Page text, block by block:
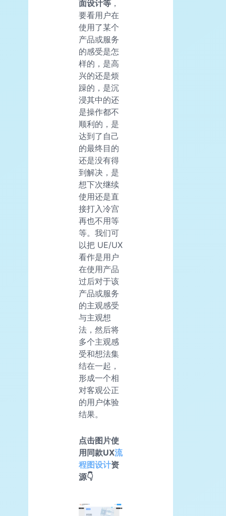
面设计等 ，
要看用户在
使用了某个
产品或服务
的感受是怎
样的，是高
兴的还是烦
躁的，是沉
浸其中的还
是操作都不
顺利的，是
达到了自己
的最终目的
还是没有得
到解决，是
想下次继续
使用还是直
接打入冷宫
再也不用等
等。我们可
以把 UE/UX
看作是用户
在使用产品
过后对于该
产品或服务
的主观感受
与主观想
法，然后将
多个主观感
受和想法集
结在一起，
形成一个相
对客观公正
的用户体验
结果。
点击图片使
用同款UX流
程图设计资
源👇